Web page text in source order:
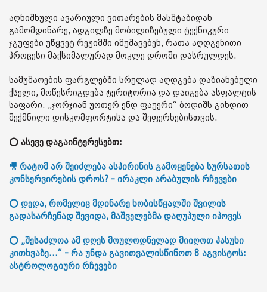
აღნიშნული ავარიული ვითარების მასშტაბიდან
გამომდინარე, ადგილზე მობილიზებული ტექნიკური
ჯგუფები უწყვეტ რეჟიმში იმუშავებენ, რათა აღდგენითი
პროცესი მაქსიმალურად მოკლე დროში დასრულდეს.
სამუშაოების ფარგლებში სრულად აღდგება დაზიანებული
ქსელი, მოწესრიგდება ტერიტორია და დაიგება ასფალტის
საფარი. „ჯორჯიან უოთერ ენდ ფაუერი“ ბოდიშს გიხდით
შექმნილი დისკომფორტისა და შეფერხებისთვის.
⭕ ასევე დაგაინტერესებთ:
🎥 რატომ არ შეიძლება ასპირინის გამოყენება სურსათის
კონსერვირების დროს? - ირაკლი არაბულის რჩევები
⭕ დედა, რომელიც მდინარე ხობისწყალში შვილის
გადასარჩენად შევიდა, მაშველებმა დაღუპული იპოვეს
⭕ „შესაძლოა ამ დღეს მოულოდნელად მიიღოთ პასუხი
კითხვაზე...“ - რა უნდა გავითვალისწინოთ 8 აგვისტოს:
ასტროლოგიური რჩევები